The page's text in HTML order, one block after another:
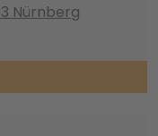
Nürnberg